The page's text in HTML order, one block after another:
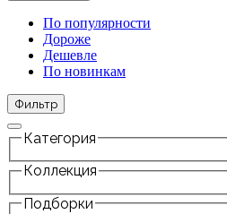
По популярности
Дороже
Дешевле
По новинкам
Фильтр
Категория
Коллекция
Подборки